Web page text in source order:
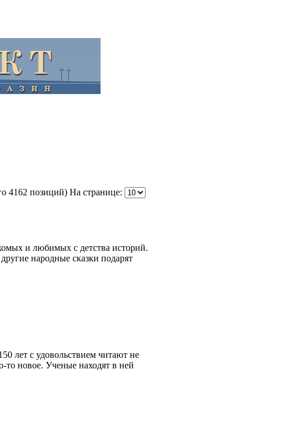
4162 позиций) На странице:
и любимых с детства историй.
народные сказки подарят
лет с удовольствием читают не
то новое. Ученые находят в ней